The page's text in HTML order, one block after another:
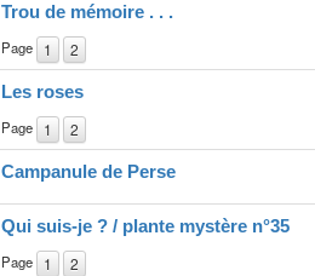
Trou de mémoire . . .
Page 1 2
Les roses
Page 1 2
Campanule de Perse
Qui suis-je ? / plante mystère n°35
Page 1 2